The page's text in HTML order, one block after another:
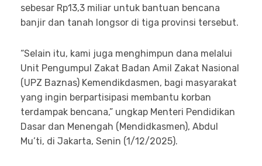
sebesar Rp13,3 miliar untuk bantuan bencana
banjir dan tanah longsor di tiga provinsi tersebut.
“Selain itu, kami juga menghimpun dana melalui
Unit Pengumpul Zakat Badan Amil Zakat Nasional
(UPZ Baznas) Kemendikdasmen, bagi masyarakat
yang ingin berpartisipasi membantu korban
terdampak bencana,” ungkap Menteri Pendidikan
Dasar dan Menengah (Mendidkasmen), Abdul
Mu’ti, di Jakarta, Senin (1/12/2025).